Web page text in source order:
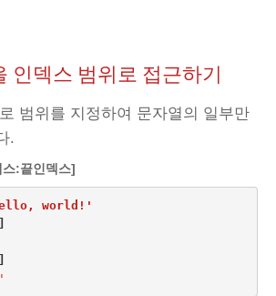
인덱스 범위로 접근하기
범위를 지정하여 문자열의 일부만
.
:끝인덱스]
world!'
]
]